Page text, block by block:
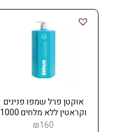
אוקטן פרל שמפו פנינים
וקראטין ללא מלחים 1000
₪160